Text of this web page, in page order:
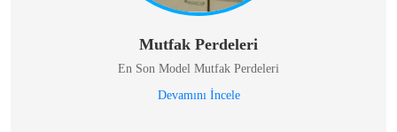
Mutfak Perdeleri
En Son Model Mutfak Perdeleri
Devamını İncele